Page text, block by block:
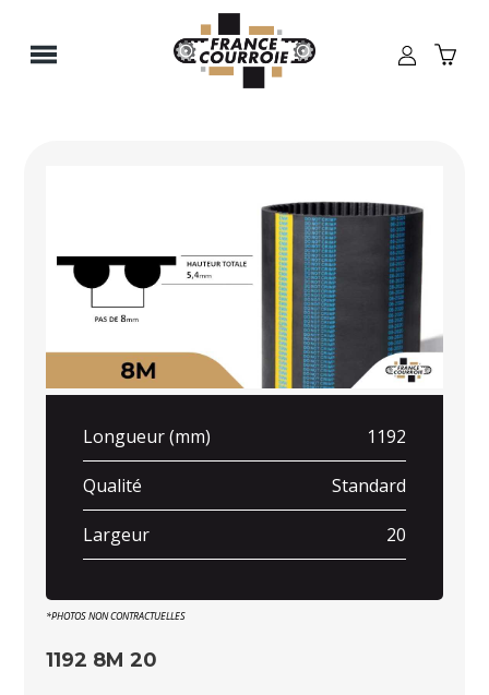
Longueur (mm) 1192
Qualité Standard
Largeur 20
*PHOTOS NON CONTRACTUELLES
1192 8M 20
Panneau de gestion des cookies